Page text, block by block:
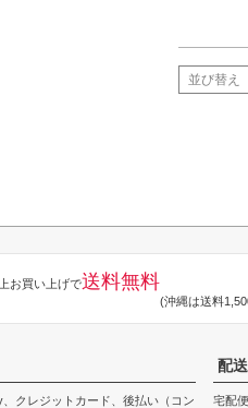
並び替え
お買い上げで送料無料
(沖縄は送料
クレジットカード、後払い（コン
配
宅配